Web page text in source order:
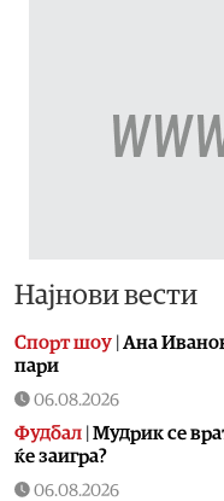
Најнови вести
Спорт шоу Aна
пари
06.08.2026
Фудбал Мудрик се
ќе заигра?
06.08.2026